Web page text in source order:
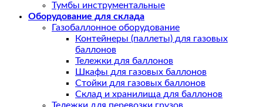
Тумбы инструментальные
Оборудование для склада
Газобаллонное оборудование
Контейнеры (паллеты) для газовых
баллонов
Тележки для баллонов
Шкафы для газовых баллонов
Стойки для газовых баллонов
Склад и хранилища для баллонов